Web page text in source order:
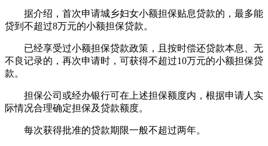
据介绍，首次申请城乡妇女小额担保贴息贷款的，最多能
贷到不超过8万元的小额担保贷款。
已经享受过小额担保贷款政策，且按时偿还贷款本息、无
不良记录的，再次申请时，可获得不超过10万元的小额担保贷
款。
担保公司或经办银行可在上述担保额度内，根据申请人实
际情况合理确定担保及贷款额度。
每次获得批准的贷款期限一般不超过两年。